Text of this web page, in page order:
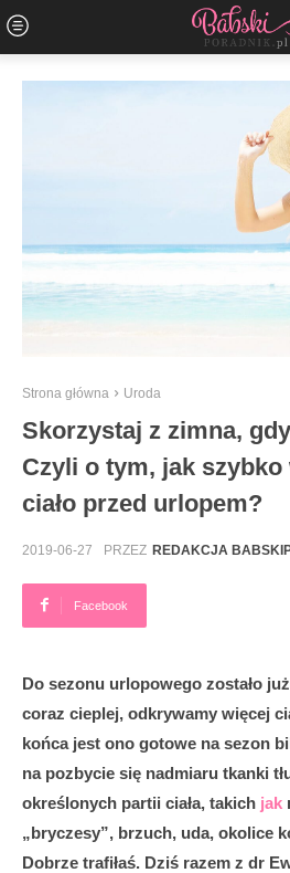
Strona główna Uroda
Skorzystaj z zimna,
Czyli o tym, jak
ciało przed urlopem?
2019-06-27 PRZEZ REDAKCJA
Facebook
Do sezonu urlopowego zostało
coraz cieplej, odkrywamy więcej
końca jest ono gotowe na sezon
na pozbycie się nadmiaru tkanki
określonych partii ciała, takich jak
„bryczesy”, brzuch, uda, okolice
Dobrze trafiłaś. Dziś razem z dr